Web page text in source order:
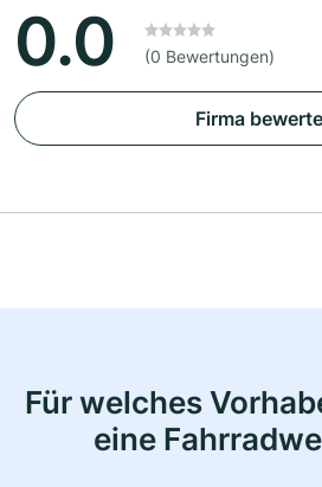
0.0 (0 Bewertungen)
Firma
Für welches
eine